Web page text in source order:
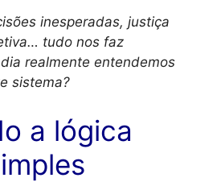
inesperadas, justiça
tudo nos faz
realmente entendemos
sistema?
a lógica